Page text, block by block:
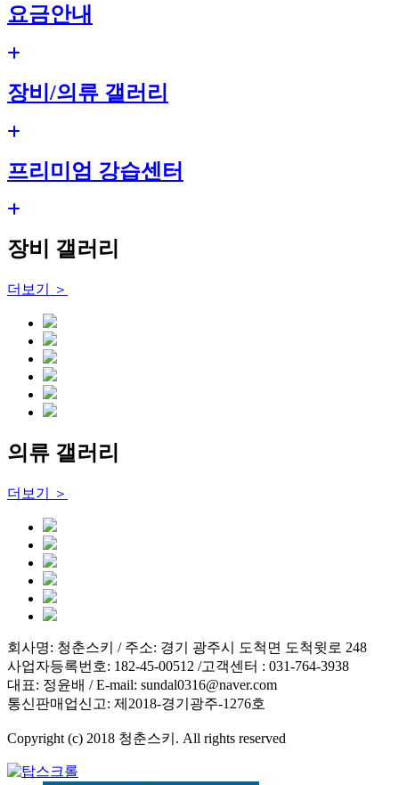
요금안내
장비/의류 갤러리
프리미엄 강습센터
장비 갤러리
더보기 ＞
의류 갤러리
더보기 ＞
회사명: 청춘스키 / 주소: 경기 광주시 도척면 도척윗로 248
사업자등록번호: 182-45-00512 /고객센터 : 031-764-3938
대표: 정윤배 / E-mail: sundal0316@naver.com
통신판매업신고: 제2018-경기광주-1276호
Copyright (c) 2018 청춘스키. All rights reserved